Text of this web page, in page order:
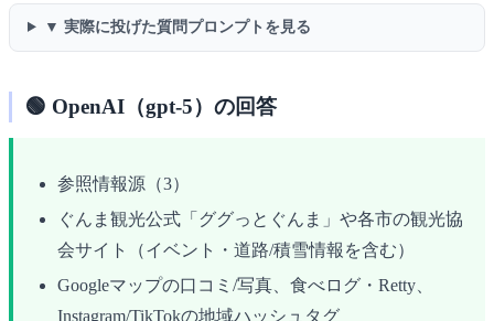
▼ 実際に投げた質問プロンプトを見る
🟢 OpenAI（gpt-5）の回答
参照情報源（3）
ぐんま観光公式「ググっとぐんま」や各市の観光協
会サイト（イベント・道路/積雪情報を含む）
Googleマップの口コミ/写真、食べログ・Retty、
Instagram/TikTokの地域ハッシュタグ